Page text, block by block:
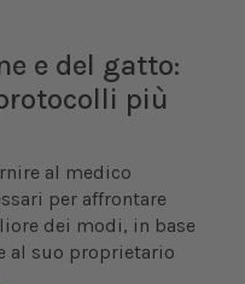
e del gatto:
più
al medico
per affrontare
dei modi, in base
al suo proprietario